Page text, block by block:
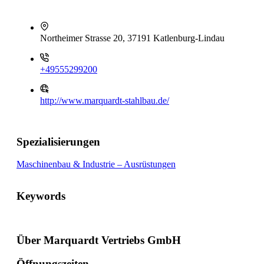
Northeimer Strasse 20, 37191 Katlenburg-Lindau
+49555299200
http://www.marquardt-stahlbau.de/
Spezialisierungen
Maschinenbau & Industrie – Ausrüstungen
Keywords
Über Marquardt Vertriebs GmbH